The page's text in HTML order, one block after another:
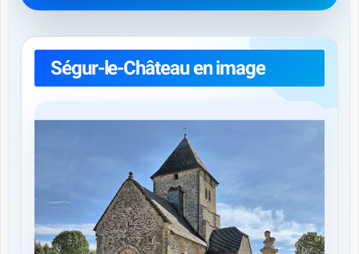
Ségur-le-Château en image